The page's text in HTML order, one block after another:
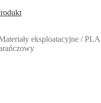
eksploatacyjne /PLA